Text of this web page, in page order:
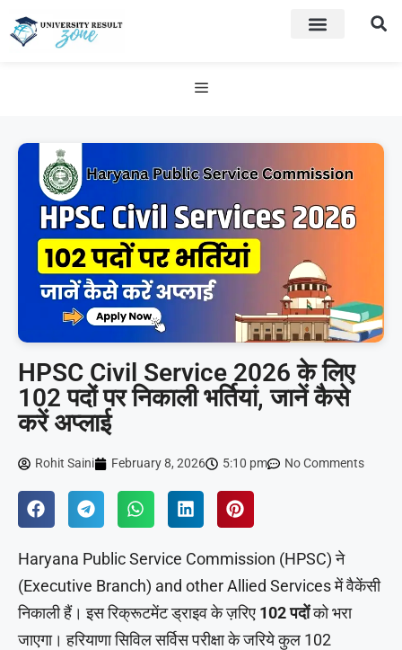
HPSC Civil Service 2026 के लिए
102 पदों पर निकाली भर्तियां, जानें कैसे
करें अप्लाई
Rohit Saini February 8, 2026 5:10 pm No Comments
Haryana Public Service Commission (HPSC) ने
(Executive Branch) and other Allied Services में वैकेंसी
निकाली हैं। इस रिक्रूटमेंट ड्राइव के ज़रिए 102 पदोंको भरा
जाएगा। हरियाणा सिविल सर्विस परीक्षा के जरिये कुल 102